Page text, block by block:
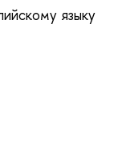
языку